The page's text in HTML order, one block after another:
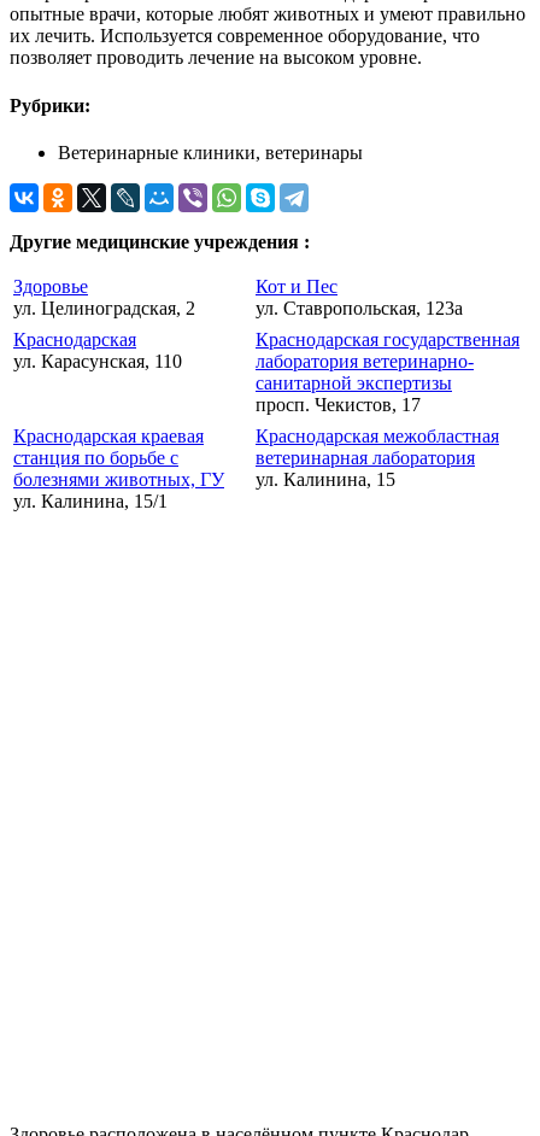
опытные врачи, которые любят животных и умеют правильно
их лечить. Используется современное оборудование, что
позволяет проводить лечение на высоком уровне.
Рубрики:
Ветеринарные клиники, ветеринары
Другие медицинские учреждения :
Здоровье
ул. Целиноградская, 2
Кот и Пес
ул. Ставропольская, 123а
Краснодарская
ул. Карасунская, 110
Краснодарская государственная
лаборатория ветеринарно-
санитарной экспертизы
просп. Чекистов, 17
Краснодарская краевая
станция по борьбе с
болезнями животных, ГУ
ул. Калинина, 15/1
Краснодарская межобластная
ветеринарная лаборатория
ул. Калинина, 15